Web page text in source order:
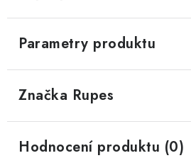
Parametry produktu
Značka Rupes
Hodnocení produktu (0)